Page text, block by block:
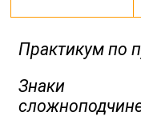
Практикум по
Знаки